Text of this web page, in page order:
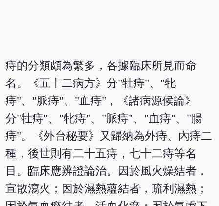
痔的分類頗為繁多，各據臨床所見而命
名。《五十二病方》分"牡痔"、"牝
痔"、"脈痔"、"血痔"，《諸病源候論》
分"牡痔"、"牝痔"、"脈痔"、"血痔"、"腸
痔"。《外台秘要》又歸納為外痔、內痔二
種，後世則有二十五痔，七十二痔等名
目。臨床應辨證論治。因於風火燥結者，
宣散瀉火；因於濕熱蘊結者，疏利濕熱；